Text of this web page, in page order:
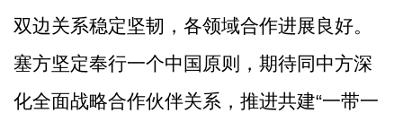
双边关系稳定坚韧，各领域合作进展良好。
塞方坚定奉行一个中国原则，期待同中方深
化全面战略合作伙伴关系，推进共建“一带一